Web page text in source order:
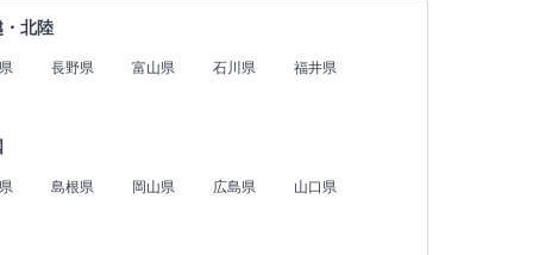
・北陸
長野県 富山県 石川県 福井県
島根県 岡山県 広島県 山口県